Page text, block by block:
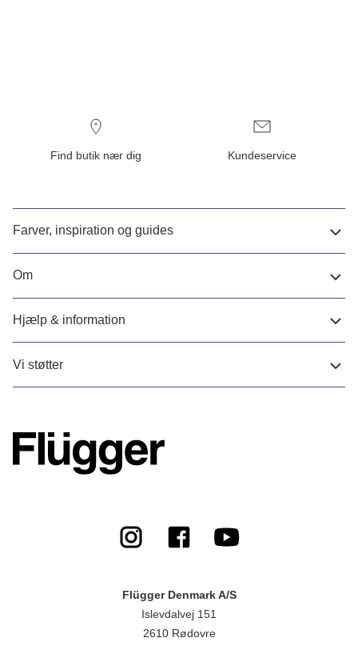
Find butik nær dig Kundeservice
Farver, inspiration og guides
Om
Hjælp & information
Vi støtter
Flügger Denmark A/S
Islevdalvej 151
2610 Rødovre